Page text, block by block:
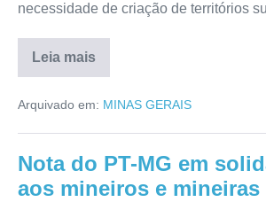
necessidade de criação de territórios
Leia mais
Arquivado em: MINAS GERAIS
Nota do PT-MG em
aos mineiros e mineiras